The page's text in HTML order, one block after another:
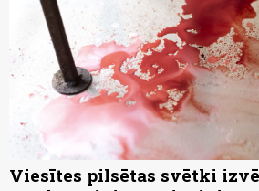
Viesītes pilsētas svētki